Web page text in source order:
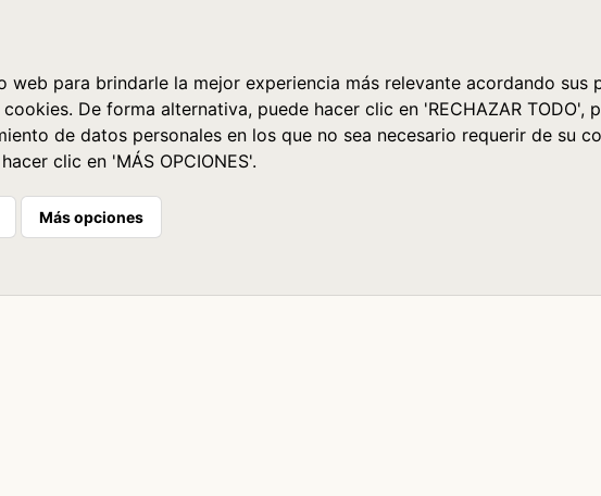
para brindarle la mejor experiencia más relevante acordando sus
De forma alternativa, puede hacer clic en 'RECHAZAR
de datos personales en los que no sea necesario requerir de su
clic en 'MÁS OPCIONES'.
Más opciones